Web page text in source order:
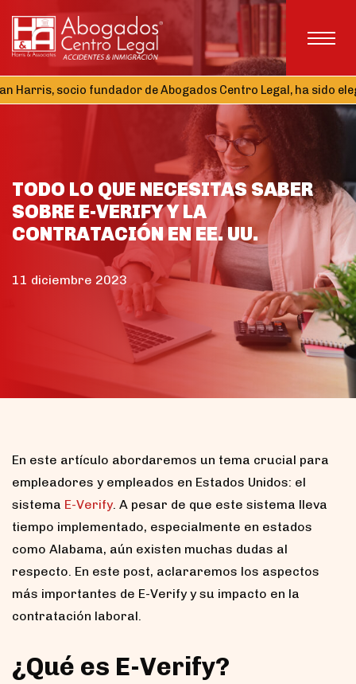
socio fundador de Abogados Centro Legal, ha sido
TODO LO QUE NECESITAS SABER
SOBRE E-VERIFY Y LA
CONTRATACIÓN EN EE. UU.
11 diciembre 2023
En este artículo abordaremos un tema crucial para
empleadores y empleados en Estados Unidos: el
sistema E-Verify. A pesar de que este sistema lleva
tiempo implementado, especialmente en estados
como Alabama, aún existen muchas dudas al
respecto. En este post, aclararemos los aspectos
más importantes de E-Verify y su impacto en la
contratación laboral.
¿Qué es E-Verify?